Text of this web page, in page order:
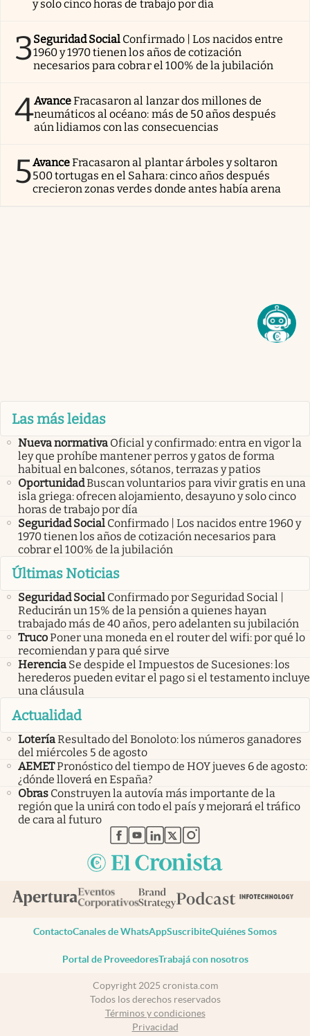
y solo cinco horas de trabajo por día
3Seguridad Social Confirmado | Los nacidos entre
1960 y 1970 tienen los años de cotización
necesarios para cobrar el 100% de la jubilación
4AvanceFracasaron al lanzar dos millones de
neumáticos al océano: más de 50 años después
aún lidiamos con las consecuencias
5AvanceFracasaron al plantar árboles y soltaron
500 tortugas en el Sahara: cinco años después
crecieron zonas verdes donde antes había arena
Las más leidas
Nueva normativa Oficial y confirmado: entra en vigor la
ley que prohíbe mantener perros y gatos de forma
habitual en balcones, sótanos, terrazas y patios
OportunidadBuscan voluntarios para vivir gratis en una
isla griega: ofrecen alojamiento, desayuno y solo cinco
horas de trabajo por día
Seguridad Social Confirmado | Los nacidos entre 1960 y
1970 tienen los años de cotización necesarios para
cobrar el 100% de la jubilación
Últimas Noticias
Seguridad Social Confirmado por Seguridad Social |
Reducirán un 15% de la pensión a quienes hayan
trabajado más de 40 años, pero adelanten su jubilación
TrucoPoner una moneda en el router del wifi: por qué lo
recomiendan y para qué sirve
Herencia Se despide el Impuestos de Sucesiones: los
herederos pueden evitar el pago si el testamento incluye
una cláusula
Actualidad
LoteríaResultado del Bonoloto: los números ganadores
del miércoles 5 de agosto
AEMETPronóstico del tiempo de HOY jueves 6 de agosto:
¿dónde lloverá en España?
Obras Construyen la autovía más importante de la
región que la unirá con todo el país y mejorará el tráfico
de cara al futuro
abre en nueva pestaña
abre en nueva pestaña
abre en nueva pestaña
abre en nueva pestaña
abre en nueva pestaña
ContactoCanales de WhatsAppSuscribiteQuiénes Somos
Portal de ProveedoresTrabajá con nosotros
Copyright 2025 cronista.com
Todos los derechos reservados
Términos y condiciones
Privacidad